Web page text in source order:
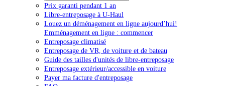
Prix garanti pendant 1 an
Libre-entreposage à U-Haul
Louez un déménagement en ligne aujourd’hui!
Emménagement en ligne : commencer
Entreposage climatisé
Entreposage de VR, de voiture et de bateau
Guide des tailles d'unités de libre-entreposage
Entreposage extérieur/accessible en voiture
Payer ma facture d'entreposage